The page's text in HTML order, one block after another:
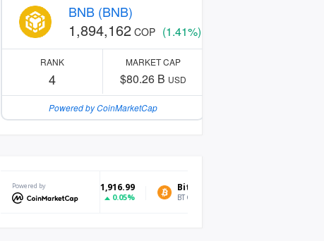
BNB (BNB)
1,894,162 COP (1.41%)
RANK
4
MARKET CAP
$80.26 B USD
Powered by CoinMarketCap
Powered by Bitcoin $64,803.71
BTC